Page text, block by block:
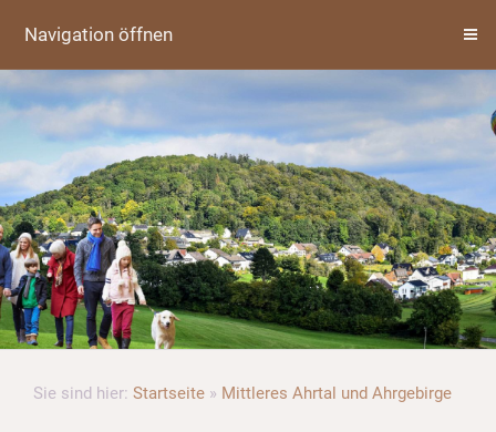
Navigation öffnen
Sie sind hier: Startseite » Mittleres Ahrtal und Ahrgebirge